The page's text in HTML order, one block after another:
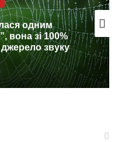
що підвищує
у нирках